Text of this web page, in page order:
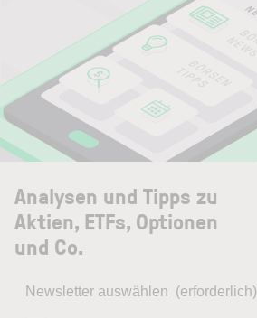
Analysen und Tipps zu
Aktien, ETFs, Optionen
und Co.
Newsletter auswählen (erforderlich)